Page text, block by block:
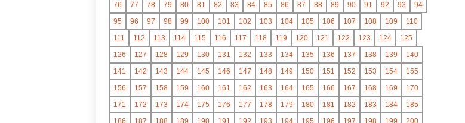
76
77 78 79 80 81 82 83 84 85 86 87 88 89 90 91 92 93
94
95
96 97 98 99 100 101 102 103 104 105 106 107 108 109
110
111
112 113 114 115 116 117 118 119 120 121 122 123 124
125
126
127 128 129 130 131 132 133 134 135 136 137 138 139
140
141
142 143 144 145 146 147 148 149 150 151 152 153 154
155
156
157 158 159 160 161 162 163 164 165 166 167 168 169
170
171
172 173 174 175 176 177 178 179 180 181 182 183 184
185
186
187 188 189 190 191 192 193 194 195 196 197 198 199 200